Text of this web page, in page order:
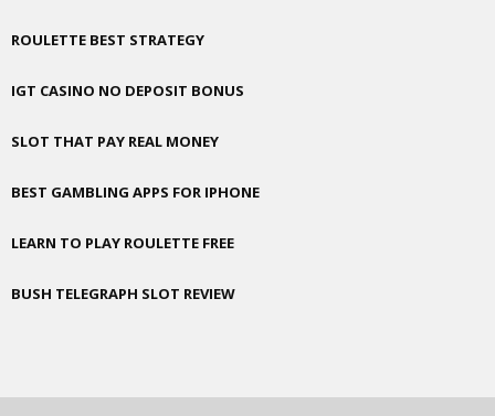
ROULETTE BEST STRATEGY
IGT CASINO NO DEPOSIT BONUS
SLOT THAT PAY REAL MONEY
BEST GAMBLING APPS FOR IPHONE
LEARN TO PLAY ROULETTE FREE
BUSH TELEGRAPH SLOT REVIEW